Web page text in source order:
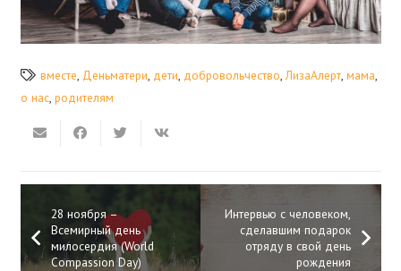
вместе, Деньматери, дети, добровольчество,ЛизаАлерт, мама,
о нас, родителям
28 ноября –
Всемирный день
милосердия (World
Compassion Day)
Интервью с человеком,
сделавшим подарок
отряду в свой день
рождения